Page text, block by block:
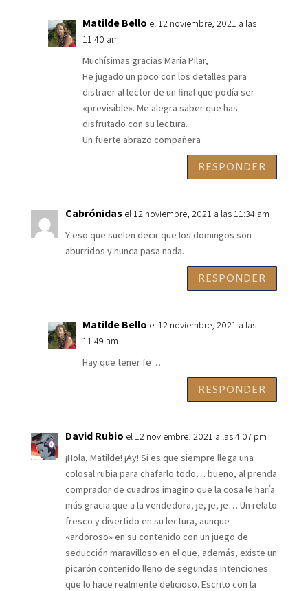
Matilde Bello el 12 noviembre, 2021 a las
11:40 am
Muchísimas gracias María Pilar,
He jugado un poco con los detalles para
distraer al lector de un final que podía ser
«previsible». Me alegra saber que has
disfrutado con su lectura.
Un fuerte abrazo compañera
RESPONDER
Cabrónidas el 12 noviembre, 2021 a las 11:34 am
Y eso que suelen decir que los domingos son
aburridos y nunca pasa nada.
RESPONDER
Matilde Bello el 12 noviembre, 2021 a las
11:49 am
Hay que tener fe…
RESPONDER
David Rubio el 12 noviembre, 2021 a las 4:07 pm
¡Hola, Matilde! ¡Ay! Si es que siempre llega una
colosal rubia para chafarlo todo… bueno, al prenda
comprador de cuadros imagino que la cosa le haría
más gracia que a la vendedora, je, je, je… Un relato
fresco y divertido en su lectura, aunque
«ardoroso» en su contenido con un juego de
seducción maravilloso en el que, además, existe un
picarón contenido lleno de segundas intenciones
que lo hace realmente delicioso. Escrito con la